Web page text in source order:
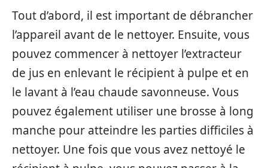
Tout d’abord, il est important de débrancher
l’appareil avant de le nettoyer. Ensuite, vous
pouvez commencer à nettoyer l’extracteur
de jus en enlevant le récipient à pulpe et en
le lavant à l’eau chaude savonneuse. Vous
pouvez également utiliser une brosse à long
manche pour atteindre les parties difficiles à
nettoyer. Une fois que vous avez nettoyé le